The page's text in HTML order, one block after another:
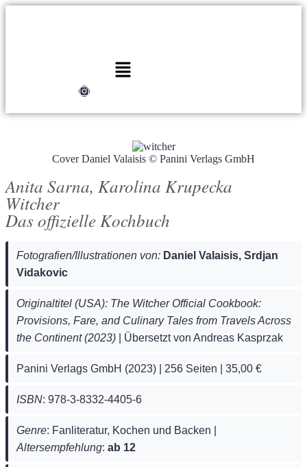
Cover Daniel Valaisis © Panini Verlags GmbH
Anita Sarna, Karolina Krupecka
Witcher
Das offizielle Kochbuch
Fotografien/Illustrationen von: Daniel Valaisis, Srdjan
Vidakovic
Originaltitel (USA): The Witcher Official Cookbook:
Provisions, Fare, and Culinary Tales from Travels Across
the Continent (2023) | Übersetzt von Andreas Kasprzak
Panini Verlags GmbH (2023) | 256 Seiten | 35,00 €
ISBN: 978-3-8332-4405-6
Genre: Fanliteratur, Kochen und Backen |
Altersempfehlung: ab 12